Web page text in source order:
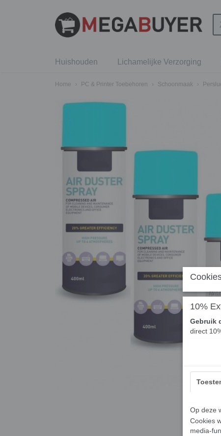
Huishouden Lichamelijke Verzorging
Home › PC & Printer Toebehoren › Schoonmaak ›
10%
Gebruik
direct
Op deze
Cookies
media-